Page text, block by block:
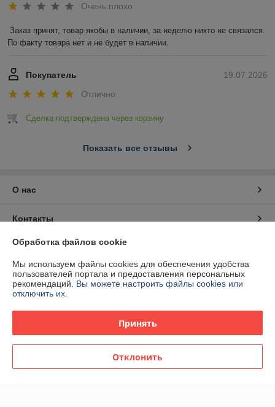
Очень плохо
Заказ принят, товар якобы в наличии, за неделю никто не связался.
По факту товара нет и не будет в наличии.
19.07.2026
Покупатель
Отлично
Сделка подтверждена через корзину
Показать все отзывы
О нас
Контакты
Доставка и оплата
График работы
Политика обработки cookies
Сайт создан на платформе Deal.by
Обработка файлов cookie
Мы используем файлы cookies для обеспечения удобства
пользователей портала и предоставления персональных
рекомендаций. Вы можете настроить файлы cookies или
отключить их.
Принять
Отклонить